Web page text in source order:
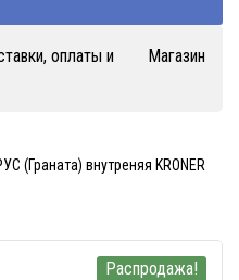
оплаты и
Магазин
(Граната) внутреняя KRONER
Распродажа!